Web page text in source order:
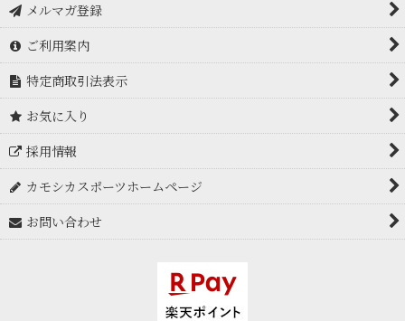
メルマガ登録
ご利用案内
特定商取引法表示
お気に入り
採用情報
カモシカスポーツホームページ
お問い合わせ